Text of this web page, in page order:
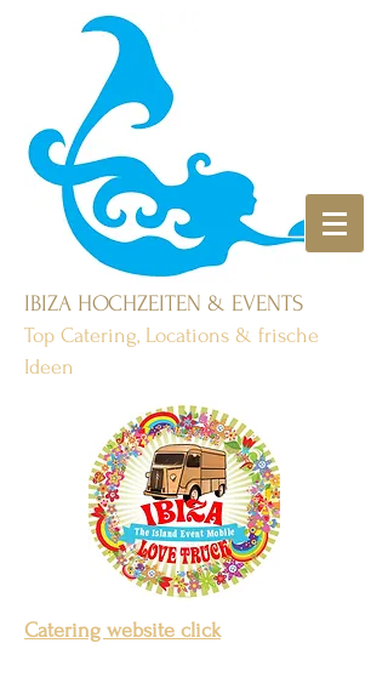
IBIZA HOCHZEITEN & EVENTS
Top Catering, Locations & frische
Ideen
Catering website click